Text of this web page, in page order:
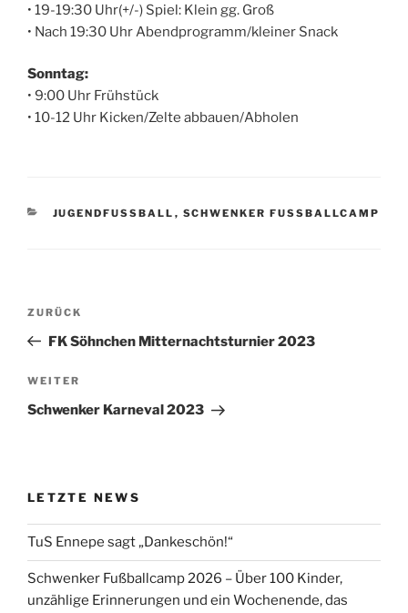
• 19-19:30 Uhr(+/-) Spiel: Klein gg. Groß
• Nach 19:30 Uhr Abendprogramm/kleiner Snack
Sonntag:
• 9:00 Uhr Frühstück
• 10-12 Uhr Kicken/Zelte abbauen/Abholen
KATEGORIEN
JUGENDFUSSBALL , SCHWENKER FUSSBALLCAMP
Beitragsnavigation
Vorheriger
Beitrag
ZURÜCK
FK Söhnchen Mitternachtsturnier 2023
Nächster
Beitrag
WEITER
Schwenker Karneval 2023
LETZTE NEWS
TuS Ennepe sagt „Dankeschön!“
Schwenker Fußballcamp 2026 – Über 100 Kinder,
unzählige Erinnerungen und ein Wochenende, das